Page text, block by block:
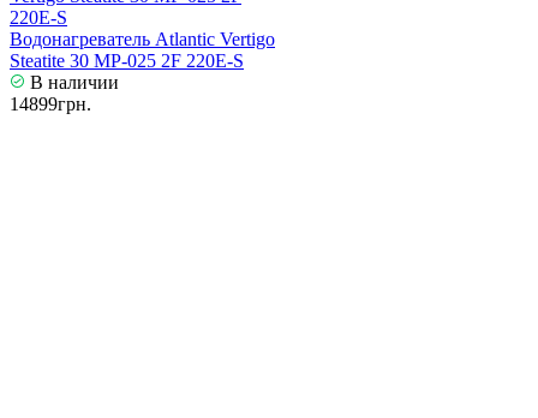
Водонагреватель Atlantic Vertigo
Steatite 30 MP-025 2F 220E-S
В наличии
14899грн.